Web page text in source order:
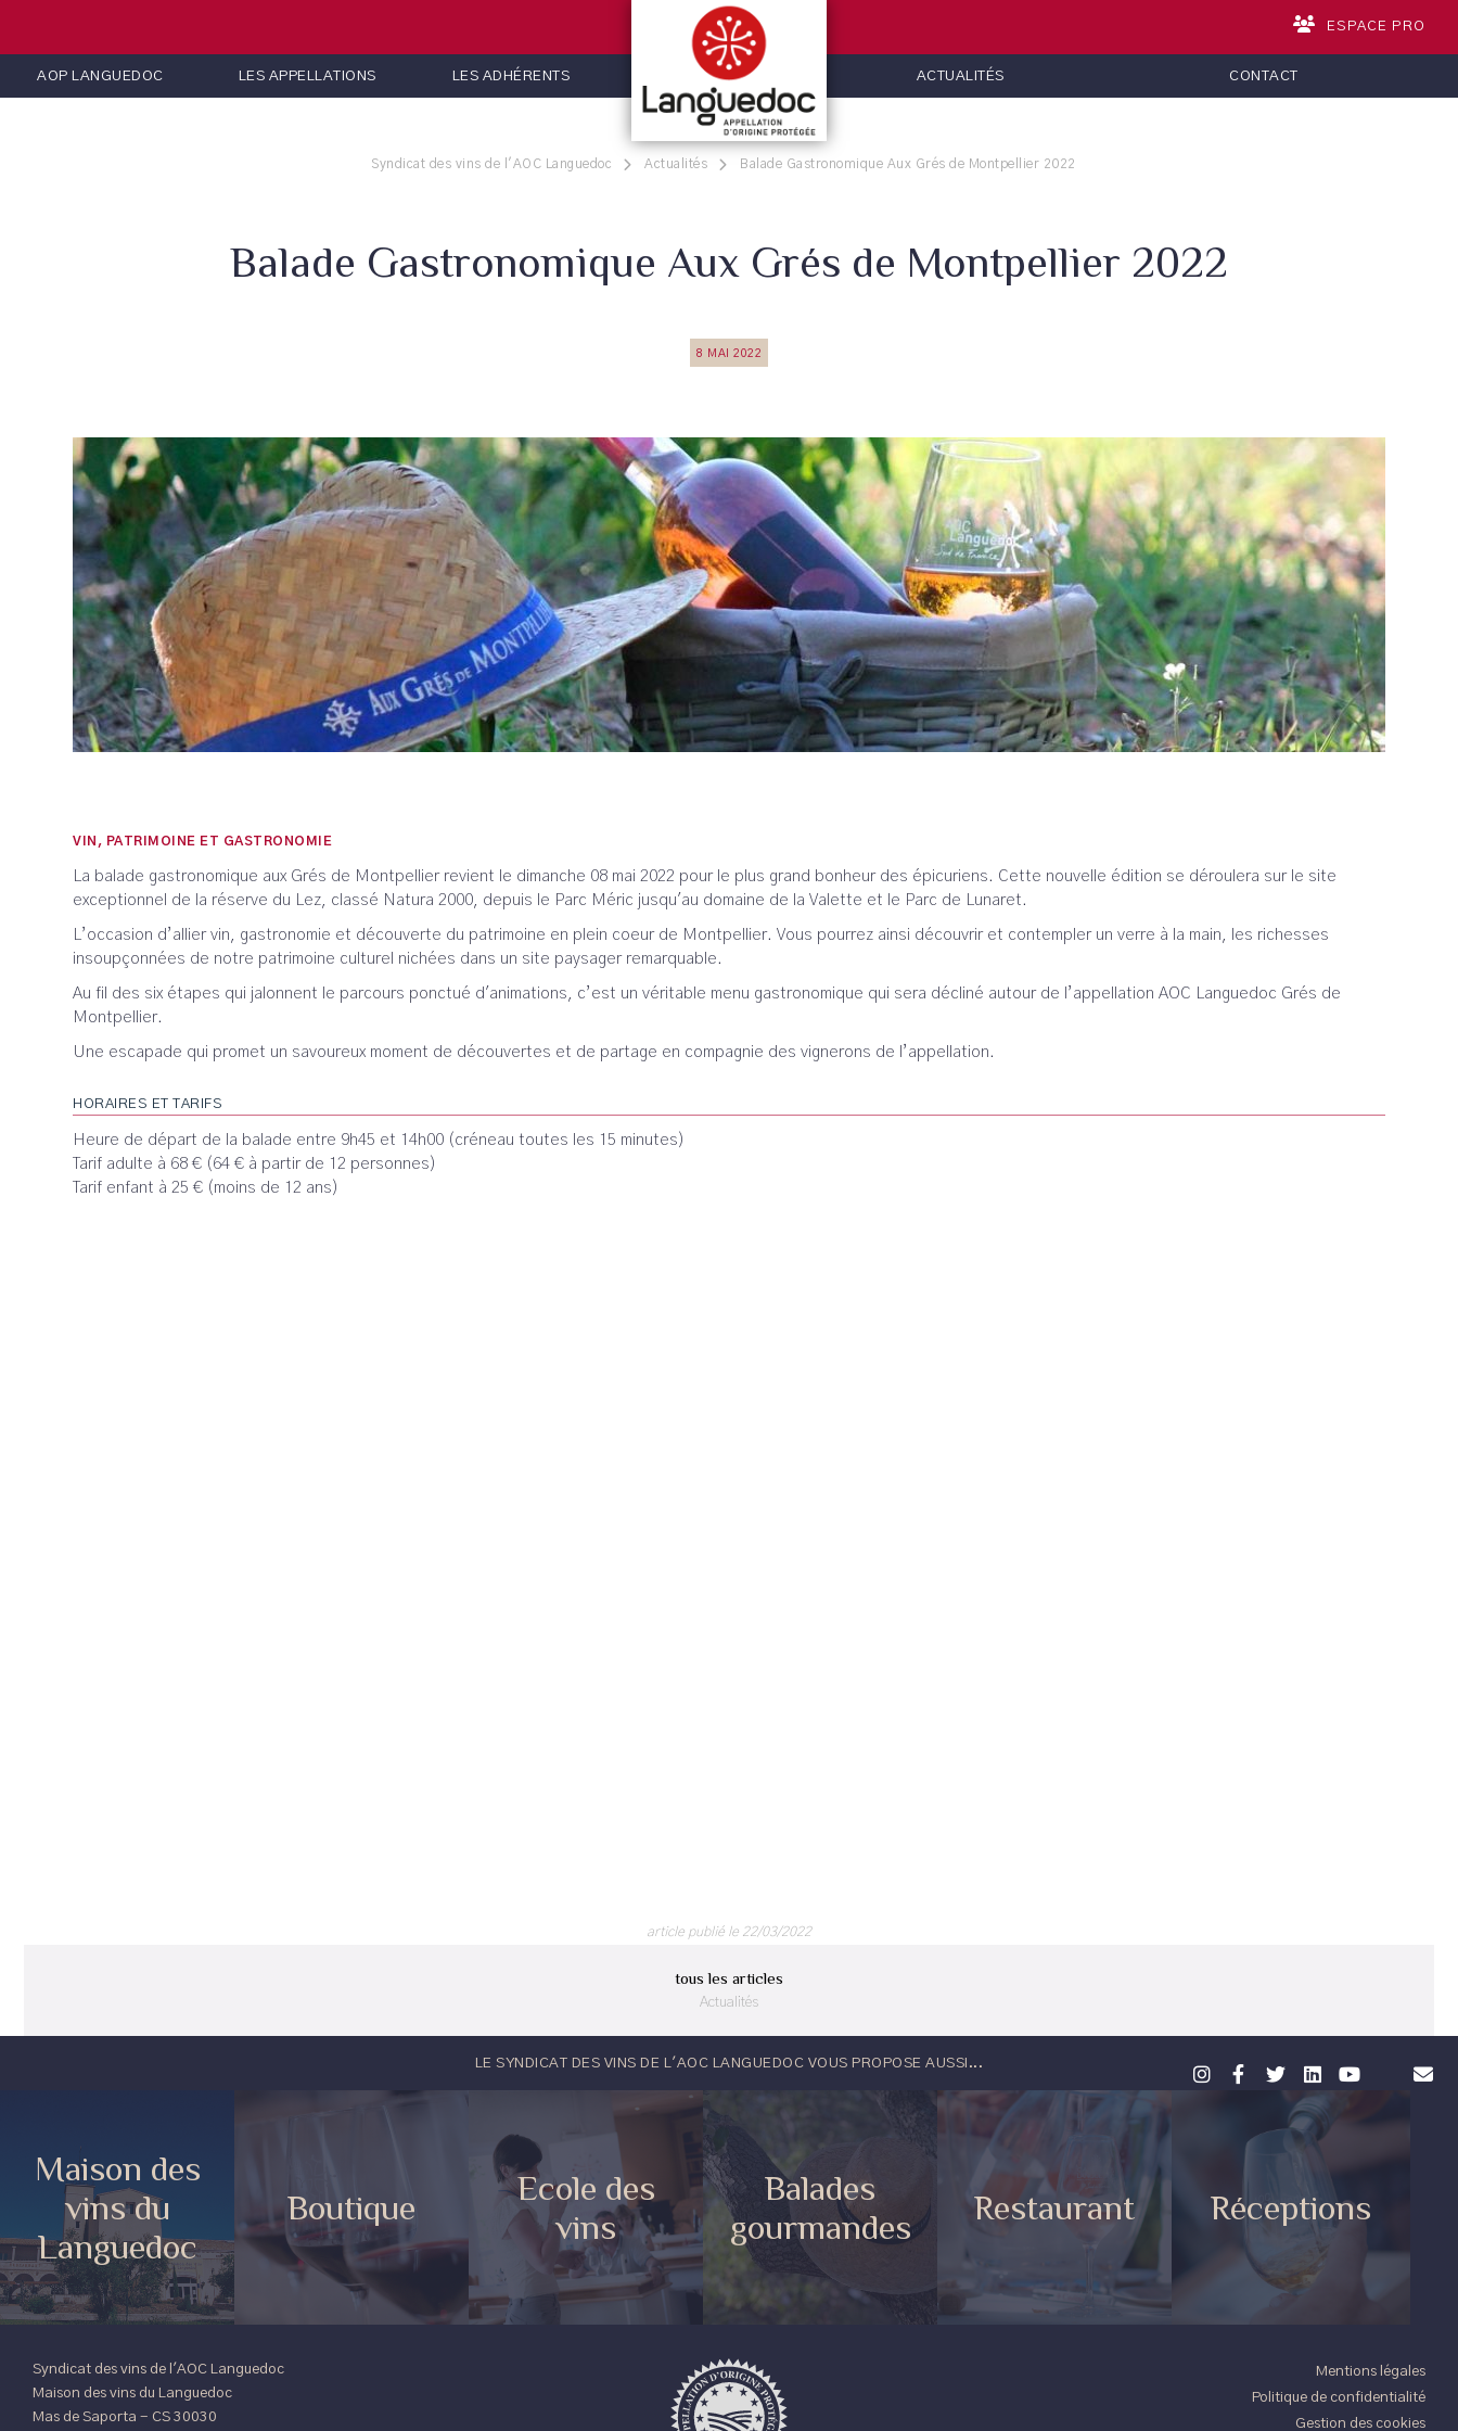
ESPACE PRO
AOP LANGUEDOC LES APPELLATIONS LES ADHÉRENTS ACTUALITÉS CONTACT
Syndicat des vins de l'AOC Languedoc Actualités Balade Gastronomique Aux Grés de Montpellier 2022
Balade Gastronomique Aux Grés de Montpellier 2022
8 MAI 2022
VIN, PATRIMOINE ET GASTRONOMIE
La balade gastronomique aux Grés de Montpellier revient le dimanche 08 mai 2022 pour le plus grand bonheur des épicuriens. Cette nouvelle édition se déroulera sur le site
exceptionnel de la réserve du Lez, classé Natura 2000, depuis le Parc Méric jusqu'au domaine de la Valette et le Parc de Lunaret.
L’occasion d’allier vin, gastronomie et découverte du patrimoine en plein coeur de Montpellier. Vous pourrez ainsi découvrir et contempler un verre à la main, les richesses
insoupçonnées de notre patrimoine culturel nichées dans un site paysager remarquable.
Au fil des six étapes qui jalonnent le parcours ponctué d'animations, c’est un véritable menu gastronomique qui sera décliné autour de l’appellation AOC Languedoc Grés de
Montpellier.
Une escapade qui promet un savoureux moment de découvertes et de partage en compagnie des vignerons de l’appellation.
HORAIRES ET TARIFS
Heure de départ de la balade entre 9h45 et 14h00 (créneau toutes les 15 minutes)
Tarif adulte à 68 € (64 € à partir de 12 personnes)
Tarif enfant à 25 € (moins de 12 ans)
article publié le 22/03/2022
tous les articles
Actualités
LE SYNDICAT DES VINS DE L'AOC LANGUEDOC VOUS PROPOSE AUSSI...
Maison des
vins du
Languedoc
Boutique
Ecole des
vins
Balades
gourmandes
Restaurant Réceptions
Syndicat des vins de l'AOC Languedoc
Maison des vins du Languedoc
Mas de Saporta - CS 30030
Mentions légales
Politique de confidentialité
Gestion des cookies